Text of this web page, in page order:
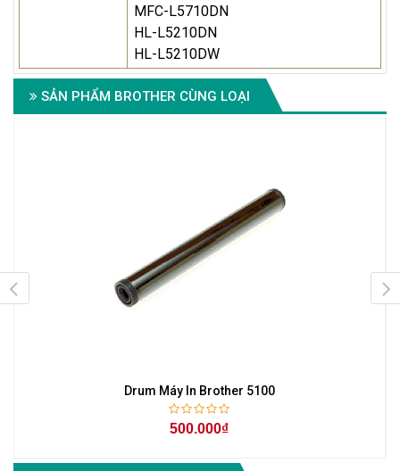
MFC-L5710DN
HL-L5210DN
HL-L5210DW
SẢN PHẨM BROTHER CÙNG LOẠI
Drum Máy In Brother 5100
500.000₫